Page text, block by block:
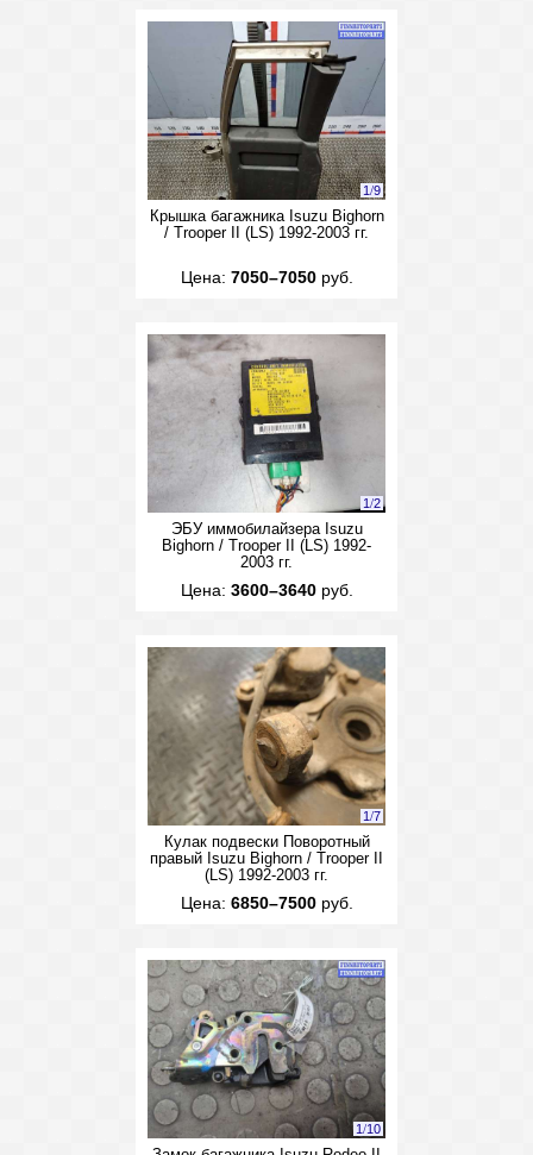
1/9
Крышка багажника Isuzu Bighorn
/ Trooper II (LS) 1992-2003 гг.
Цена: 7050–7050руб.
1/2
ЭБУ иммобилайзера Isuzu
Bighorn / Trooper II (LS) 1992-
2003 гг.
Цена: 3600–3640руб.
1/7
Кулак подвески Поворотный
правый Isuzu Bighorn / Trooper II
(LS) 1992-2003 гг.
Цена: 6850–7500руб.
1/10